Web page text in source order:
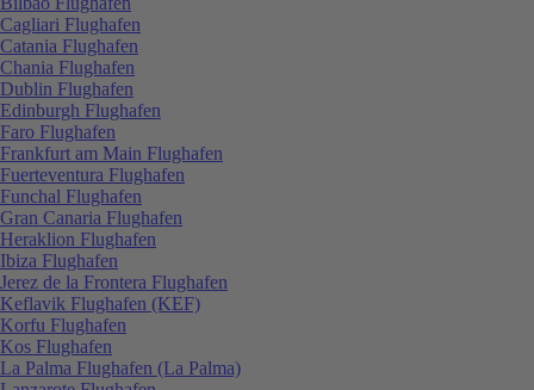
Cagliari Flughafen
Catania Flughafen
Chania Flughafen
Dublin Flughafen
Edinburgh Flughafen
Faro Flughafen
Frankfurt am Main Flughafen
Fuerteventura Flughafen
Funchal Flughafen
Gran Canaria Flughafen
Heraklion Flughafen
Ibiza Flughafen
Jerez de la Frontera Flughafen
Keflavik Flughafen (KEF)
Korfu Flughafen
Kos Flughafen
La Palma Flughafen (La Palma)